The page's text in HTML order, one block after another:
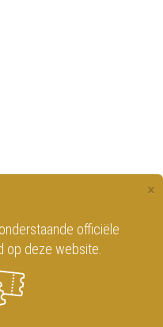
×
officiële
op deze website.